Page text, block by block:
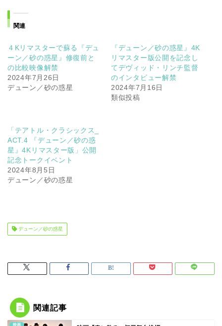
関連
４Kリマスターで蘇る『デュ
ーン／砂の惑星』修復前と
の比較映像解禁
2024年7月26日
デューン／砂の惑星
『デューン／砂の惑星』4K
リマスター版公開を記念し
てデヴィッド・リンチ監督
のインタビュー解禁
2024年7月16日
類似投稿
「テアトル・クラシックス_
ACT.4 『デューン／砂の惑
星』4Kリマスター版」公開
記念トークイベント
2024年8月5日
デューン／砂の惑星
デューン／砂の惑星
関連記事
映画